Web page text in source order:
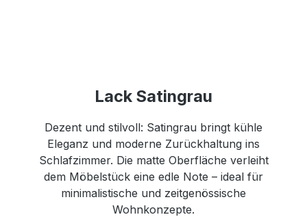
Lack Satingrau
Dezent und stilvoll: Satingrau bringt kühle
Eleganz und moderne Zurückhaltung ins
Schlafzimmer. Die matte Oberfläche verleiht
dem Möbelstück eine edle Note – ideal für
minimalistische und zeitgenössische
Wohnkonzepte.